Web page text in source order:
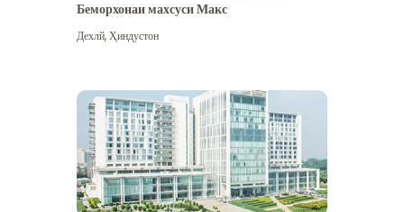
Беморхонаи махсуси Макс
Дехлй,Ҳиндустон